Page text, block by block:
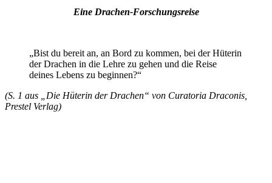
Eine Drachen-Forschungsreise
„Bist du bereit an, an Bord zu kommen, bei der Hüterin
der Drachen in die Lehre zu gehen und die Reise
deines Lebens zu beginnen?“
(S. 1 aus „Die Hüterin der Drachen“ von Curatoria Draconis,
Prestel Verlag)